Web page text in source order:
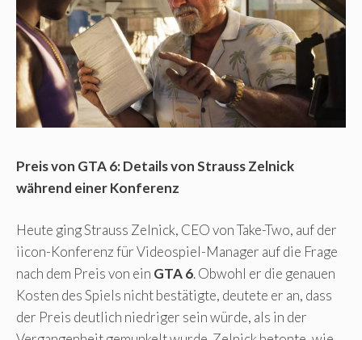
Preis von GTA 6: Details von Strauss Zelnick
während einer Konferenz
Heute ging Strauss Zelnick, CEO von Take-Two, auf der
iicon-Konferenz für Videospiel-Manager auf die Frage
nach dem Preis von ein GTA 6. Obwohl er die genauen
Kosten des Spiels nicht bestätigte, deutete er an, dass
der Preis deutlich niedriger sein würde, als in der